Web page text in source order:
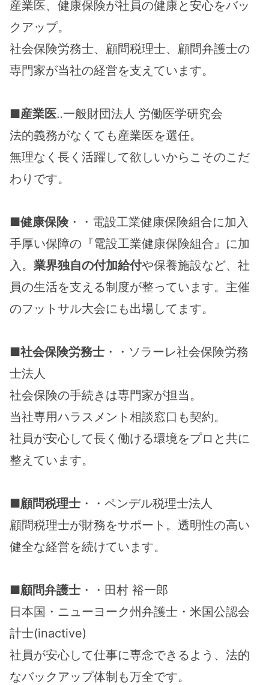
産業医、健康保険が社員の健康と安心をバッ
クアップ。
社会保険労務士、顧問税理士、顧問弁護士の
専門家が当社の経営を支えています。
■産業医‥一般財団法人 労働医学研究会
法的義務がなくても産業医を選任。
無理なく長く活躍して欲しいからこそのこだ
わりです。
■健康保険・・電設工業健康保険組合に加入
手厚い保障の『電設工業健康保険組合』に加
入。 業界独自の付加給付や保養施設など、社
員の生活を支える制度が整っています。主催
のフットサル大会にも出場してます。
■社会保険労務士 ・・ソラーレ社会保険労務
士法人
社会保険の手続きは専門家が担当。
当社専用ハラスメント相談窓口も契約。
社員が安心して長く働ける環境をプロと共に
整えています。
■顧問税理士 ・・ペンデル税理士法人
顧問税理士が財務をサポート。透明性の高い
健全な経営を続けています。
■顧問弁護士 ・・田村 裕一郎
日本国・ニューヨーク州弁護士・米国公認会
計士(inactive)
社員が安心して仕事に専念できるよう、法的
なバックアップ体制も万全です。